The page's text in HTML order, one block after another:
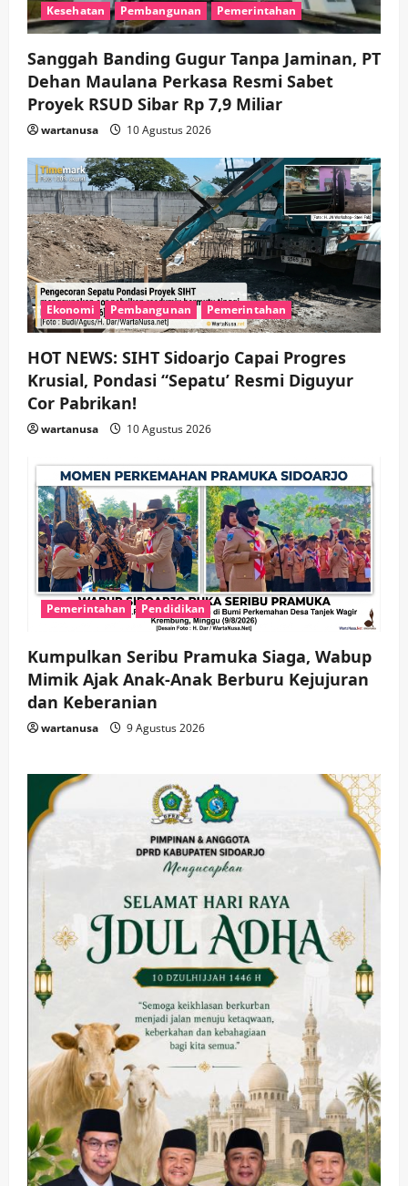
Kesehatan Pembangunan Pemerintahan
Sanggah Banding Gugur Tanpa Jaminan, PT
Dehan Maulana Perkasa Resmi Sabet
Proyek RSUD Sibar Rp 7,9 Miliar
wartanusa 10 Agustus 2026
Ekonomi Pembangunan Pemerintahan
HOT NEWS: SIHT Sidoarjo Capai Progres
Krusial, Pondasi “Sepatu’ Resmi Diguyur
Cor Pabrikan!
wartanusa 10 Agustus 2026
Pemerintahan Pendidikan
Kumpulkan Seribu Pramuka Siaga, Wabup
Mimik Ajak Anak-Anak Berburu Kejujuran
dan Keberanian
wartanusa 9 Agustus 2026